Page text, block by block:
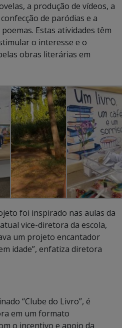
a produção de vídeos, a
de paródias e a
Estas atividades têm
o interesse e o
obras literárias em
foi inspirado nas aulas da
vice-diretora da escola,
um projeto encantador
idade”, enfatiza diretora
“Clube do Livro”, é
em um formato
o incentivo e apoio da